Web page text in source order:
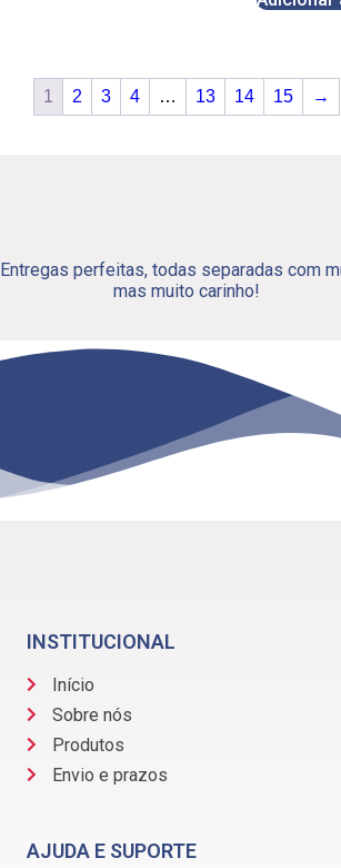
1 2 3 4 … 13 14 15 →
Entregas perfeitas, todas separadas com
mas muito carinho!
INSTITUCIONAL
Início
Sobre nós
Produtos
Envio e prazos
AJUDA E SUPORTE